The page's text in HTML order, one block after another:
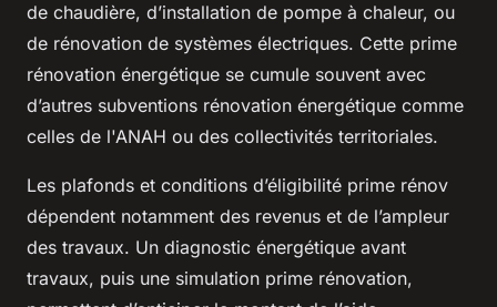
de chaudière, d’installation de pompe à chaleur, ou
de rénovation de systèmes électriques. Cette prime
rénovation énergétique se cumule souvent avec
d’autres subventions rénovation énergétique comme
celles de l'ANAH ou des collectivités territoriales.
Les plafonds et conditions d’éligibilité prime rénov
dépendent notamment des revenus et de l’ampleur
des travaux. Un diagnostic énergétique avant
travaux, puis une simulation prime rénovation,